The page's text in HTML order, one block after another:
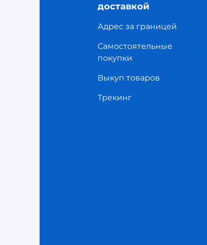
доставкой
Адрес за границей
Самостоятельные
покупки
Выкуп товаров
Трекинг